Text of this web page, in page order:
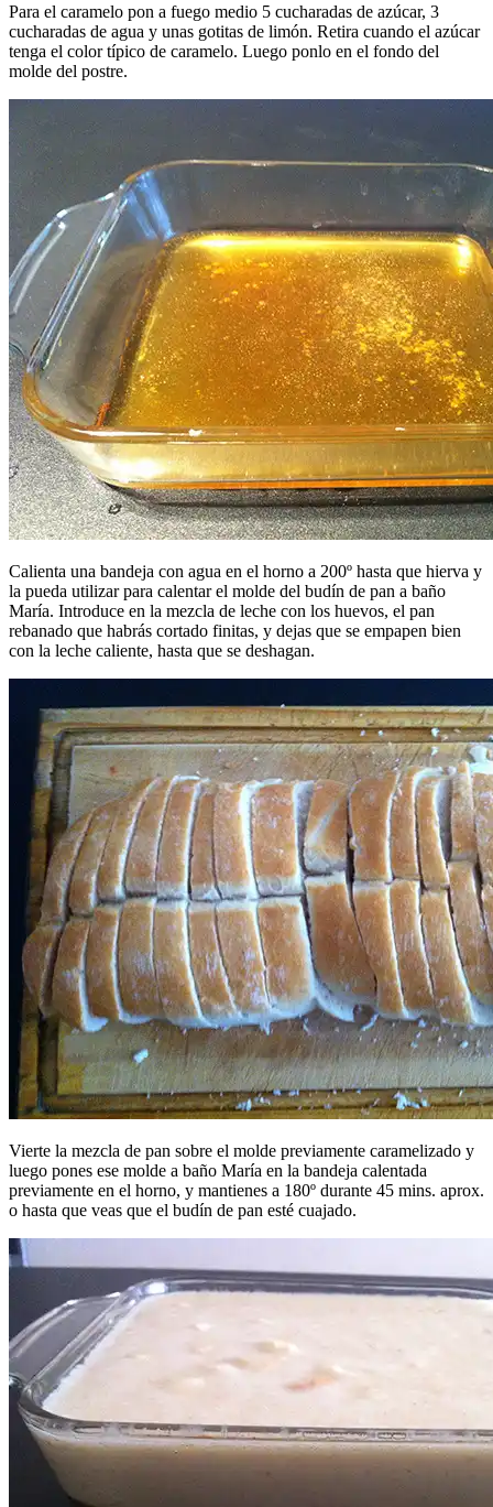
Para el caramelo pon a fuego medio 5 cucharadas de azúcar, 3
cucharadas de agua y unas gotitas de limón. Retira cuando el azúcar
tenga el color típico de caramelo. Luego ponlo en el fondo del
molde del postre.
Calienta una bandeja con agua en el horno a 200º hasta que hierva y
la pueda utilizar para calentar el molde del budín de pan a baño
María. Introduce en la mezcla de leche con los huevos, el pan
rebanado que habrás cortado finitas, y dejas que se empapen bien
con la leche caliente, hasta que se deshagan.
Vierte la mezcla de pan sobre el molde previamente caramelizado y
luego pones ese molde a baño María en la bandeja calentada
previamente en el horno, y mantienes a 180º durante 45 mins. aprox.
o hasta que veas que el budín de pan esté cuajado.